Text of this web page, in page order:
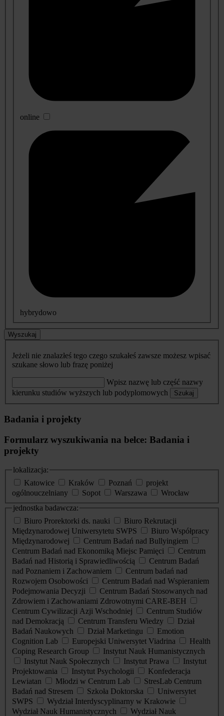
online
hybrydowo
Wyszukaj
Jeżeli nie znalazłeś tego czego szukałeś zawsze możesz wpisać
szukane słowo lub frazę poniżej
Wpisz nazwę lub część nazwy
kierunku studiów wyższych lub podyplomowych
Szukaj
Badania i projekty
Formularz wyszukiwania na belce: Badania i
projekty
lokalizacja:
Katowice
Kraków Poznań
projekt
ogólnouczelniany
Sopot Warszawa
Wrocław
jednostka badawcza:
Biuro Prorektorki ds. nauki
Biuro Rekrutacji
Międzynarodowej Uniwersytetu SWPS
Biuro Współpracy
Międzynarodowej
Centrum Badań nad Bullyingiem
Centrum Badań nad Ekonomiką Miejsc Pamięci
Centrum
Badań nad Historią i Sprawiedliwością
Centrum Badań
nad Poznaniem i Zachowaniem
Centrum badań nad
Rozwojem Osobowości
Centrum Badań nad Wspieraniem
Podejmowania Decyzji
Centrum Badań Stosowanych nad
Zdrowiem i Zachowaniami Zdrowotnymi CARE-BEH
Centrum Cywilizacji Azji Wschodniej
Centrum Studiów
nad Demokracją
Centrum Transferu Wiedzy
Dział
Badań Naukowych
Dział Marketingu
Emotion
Cognition Lab
Europejski Uniwersytet Viadrina
Health
Coping Research Group
Instytut Nauk Humanistycznych
Instytut Nauk Społecznych
Instytut Prawa
Instytut
Projektowania
Instytut Psychologii
Konfederacja
Lewiatan
Młodzi w Centrum Lab
StresLab Centrum
Badań nad Stresem
Szkoła Doktorska
Uniwersytet
SWPS
Wydział Interdyscyplinarny w Krakowie
Wydział Nauk Humanistycznych
Wydział Nauk